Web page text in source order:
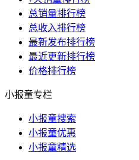
总销量排行榜
总收入排行榜
最新发布排行榜
最近更新排行榜
价格排行榜
小报童专栏
小报童搜索
小报童优惠
小报童精选